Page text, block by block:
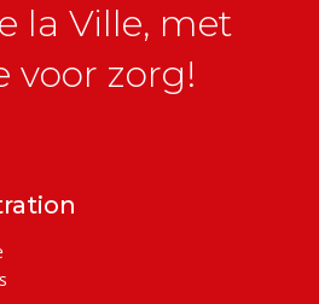
la Ville, met
voor zorg!